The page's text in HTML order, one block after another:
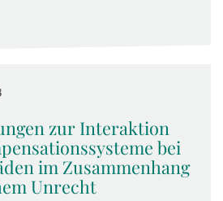
zur Interaktion
bei
im Zusammenhang
Unrecht